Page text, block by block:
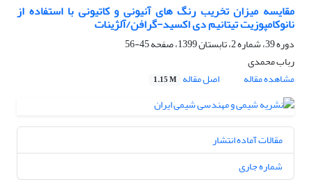
مقایسه میزان تخریب رنگ های آنیونی و کاتیونی با استفاده از
نانوکامپوزیت تیتانیم دی اکسید-گرافن/آلژینات
دوره 39، شماره 2، تابستان 1399، صفحه
45-56
رباب محمدی
مشاهده مقاله
اصل مقاله 1.15 M
مقالات آماده انتشار
شماره جاری